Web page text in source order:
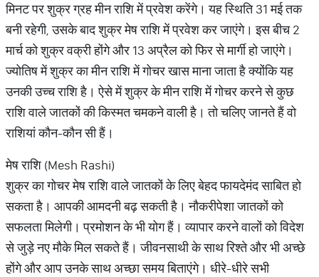
मिनट पर शुक्र ग्रह मीन राशि में प्रवेश करेंगे। यह स्थिति 31 मई तक
बनी रहेगी, उसके बाद शुक्र मेष राशि में प्रवेश कर जाएंगे। इस बीच 2
मार्च को शुक्र वक्री होंगे और 13 अप्रैल को फिर से मार्गी हो जाएंगे।
ज्योतिष में शुक्र का मीन राशि में गोचर खास माना जाता है क्योंकि यह
उनकी उच्च राशि है। ऐसे में शुक्र के मीन राशि में गोचर करने से कुछ
राशि वाले जातकों की किस्मत चमकने वाली है। तो चलिए जानते हैं वो
राशियां कौन-कौन सी हैं।
मेष राशि (Mesh Rashi)
शुक्र का गोचर मेष राशि वाले जातकों के लिए बेहद फायदेमंद साबित हो
सकता है। आपकी आमदनी बढ़ सकती है। नौकरीपेशा जातकों को
सफलता मिलेगी। प्रमोशन के भी योग हैं। व्यापार करने वालों को विदेश
से जुड़े नए मौके मिल सकते हैं। जीवनसाथी के साथ रिश्ते और भी अच्छे
होंगे और आप उनके साथ अच्छा समय बिताएंगे। धीरे-धीरे सभी